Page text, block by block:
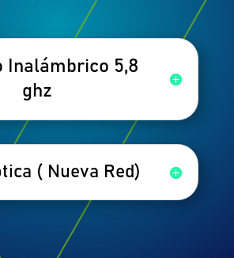
Inalámbrico 5,8
ghz
( Nueva Red)